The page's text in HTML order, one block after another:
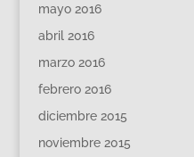
mayo 2016
abril 2016
marzo 2016
febrero 2016
diciembre 2015
noviembre 2015